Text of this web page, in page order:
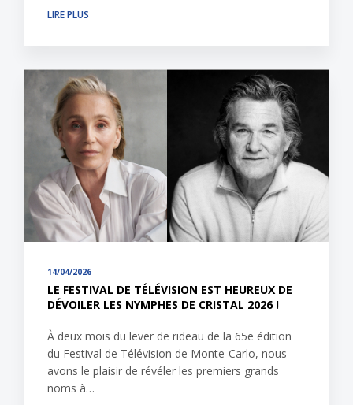
LIRE PLUS
14/04/2026
LE FESTIVAL DE TÉLÉVISION EST HEUREUX DE
DÉVOILER LES NYMPHES DE CRISTAL 2026 !
À deux mois du lever de rideau de la 65e édition
du Festival de Télévision de Monte-Carlo, nous
avons le plaisir de révéler les premiers grands
noms à…